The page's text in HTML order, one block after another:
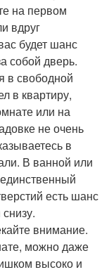
на первом
вдруг
будет шанс
собой дверь.
в свободной
в квартиру,
или на
не очень
в
В ванной или
есть шанс
внимание.
можно даже
высоко и